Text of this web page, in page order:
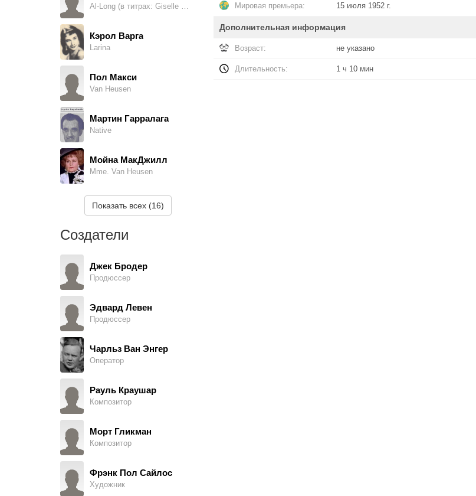
Кэрол Варга
Larina
Пол Макси
Van Heusen
Мартин Гарралага
Native
Мойна МакДжилл
Mme. Van Heusen
Стив Кэлверт
Gorilla, в титрах не указан
Арт Феликс
Оджи Гомез
Tony Urchel
Рэймонд Берр
Вуди Строуд
Лон Чейни мл.
Фелиппа Рок
Показать всех (16)
Создатели
Джек Бродер
Продюссер
Эдвард Левен
Продюссер
Чарльз Ван Энгер
Оператор
Рауль Краушар
Композитор
Морт Гликман
Композитор
Фрэнк Пол Сайлос
Художник
Мировая премьера: 15 июля 1952 г.
Дополнительная информация
Возраст: не указано
Длительность: 1 ч 10 мин